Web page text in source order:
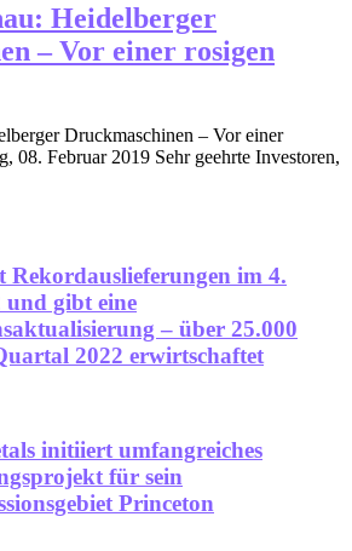
Heidelberger
– Vor einer rosigen
Druckmaschinen – Vor einer
08. Februar 2019 Sehr geehrte Investoren,
Rekordauslieferungen im 4.
gibt eine
– über 25.000
2022 erwirtschaftet
initiiert umfangreiches
für sein
Princeton